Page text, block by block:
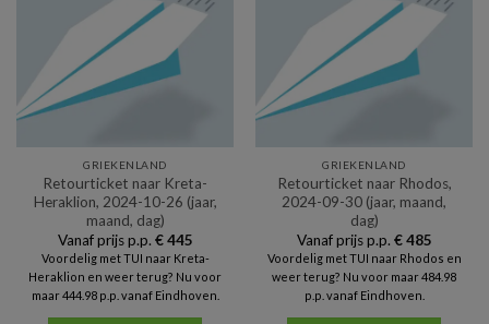
GRIEKENLAND
Retourticket naar Kreta-
Heraklion, 2024-10-26 (jaar,
maand, dag)
Vanaf prijs p.p. €445
Voordelig met TUI naar Kreta-
Heraklion en weer terug? Nu voor
maar 444.98 p.p. vanaf Eindhoven.
GRIEKENLAND
Retourticket naar Rhodos,
2024-09-30 (jaar, maand,
dag)
Vanaf prijs p.p. €485
Voordelig met TUI naar Rhodos en
weer terug? Nu voor maar 484.98
p.p. vanaf Eindhoven.